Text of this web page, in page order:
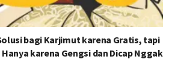
bagi Karjimut karena Gratis, tapi
karena Gengsi dan Dicap Nggak